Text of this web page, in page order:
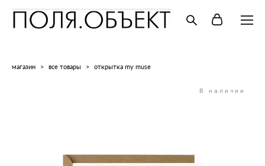
магазин > все товары > открытка my muse
В наличии